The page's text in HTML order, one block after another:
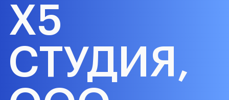
Компании
О сервисе
Х5
СТУДИЯ,